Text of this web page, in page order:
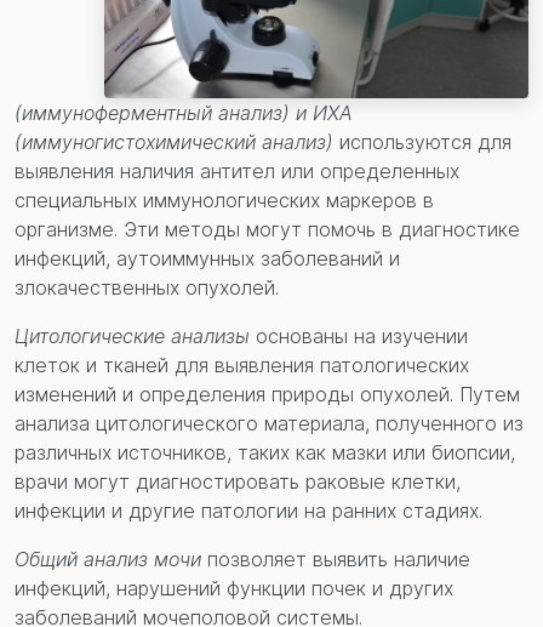
(иммуноферментный анализ) и ИХА
(иммуногистохимический анализ) используются для
выявления наличия антител или определенных
специальных иммунологических маркеров в
организме. Эти методы могут помочь в диагностике
инфекций, аутоиммунных заболеваний и
злокачественных опухолей.
Цитологические анализы основаны на изучении
клеток и тканей для выявления патологических
изменений и определения природы опухолей. Путем
анализа цитологического материала, полученного из
различных источников, таких как мазки или биопсии,
врачи могут диагностировать раковые клетки,
инфекции и другие патологии на ранних стадиях.
Общий анализ мочи позволяет выявить наличие
инфекций, нарушений функции почек и других
заболеваний мочеполовой системы.